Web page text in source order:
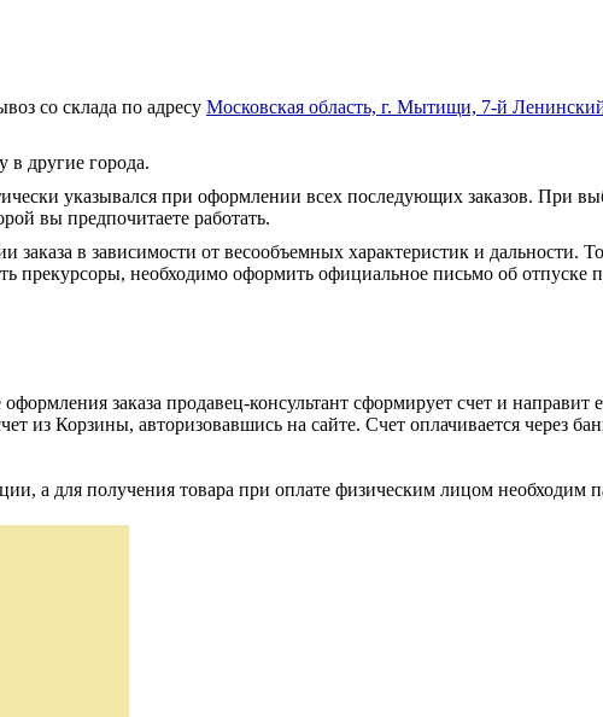
со склада по адресу Московская область, г. Мытищи, 7-й
в другие города.
указывался при оформлении всех последующих заказов. При
вы предпочитаете работать.
в зависимости от весообъемных характеристик и дальности.
прекурсоры, необходимо оформить официальное письмо об отпуске
заказа продавец-консультант сформирует счет и направит
из Корзины, авторизовавшись на сайте. Счет оплачивается через
а для получения товара при оплате физическим лицом необходим